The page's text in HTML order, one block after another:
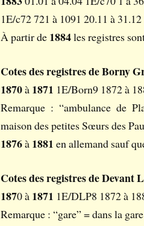
1E/c72 721 à 1091 20.11 à
À partir de 1884les registres
Cotes des registres de Borny
1870à 1871 1E/Born9 1872 à
Remarque : “ambulance de
maison des petites Sœurs des
1876à 1881 en allemand sauf
Cotes des registres de Devant
1870 à 1871 1E/DLP8 1872 à
Remarque : “gare” = dans la